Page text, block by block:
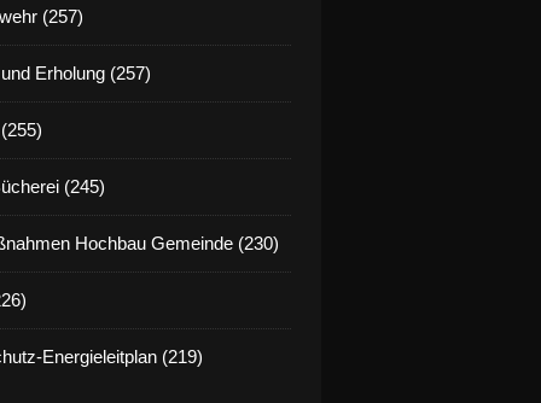
(257)
Erholung (257)
(245)
Hochbau Gemeinde (230)
Energieleitplan (219)